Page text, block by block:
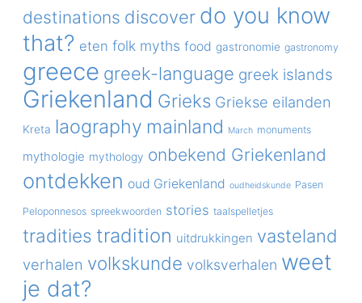
destinations discover do you know
that? eten folk myths food gastronomie gastronomy
greece greek-language greek islands
Griekenland Grieks Griekse eilanden
Kreta laography mainland March monuments
mythologie mythology onbekend Griekenland
ontdekken oud Griekenland oudheidskunde Pasen
Peloponnesos spreekwoorden stories taalspelletjes
tradities tradition uitdrukkingen vasteland
verhalen volkskunde volksverhalen weet
je dat?